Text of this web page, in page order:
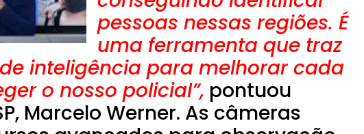
pessoas nessas regiões. É
uma ferramenta que traz
inteligência para melhorar cada
o nosso policial”, pontuou
Marcelo Werner. As câmeras